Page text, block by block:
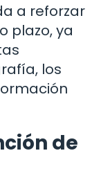
a reforzar
plazo, ya
los
de